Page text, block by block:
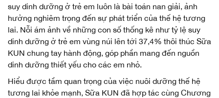
suy dinh dưỡng ở trẻ em luôn là bài toán nan giải, ảnh
hưởng nghiêm trọng đến sự phát triển của thế hệ tương
lai. Nỗi ám ảnh về những con số thống kê như tỷ lệ suy
dinh dưỡng ở trẻ em vùng núi lên tới 37,4% thôi thúc Sữa
KUN chung tay hành động, góp phần mang đến nguồn
dinh dưỡng thiết yếu cho các em nhỏ.
Hiểu được tầm quan trọng của việc nuôi dưỡng thế hệ
tương lai khỏe mạnh, Sữa KUN đã hợp tác cùng Chương